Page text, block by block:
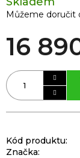
Můžeme doručit
16
Kód produktu:
Značka: